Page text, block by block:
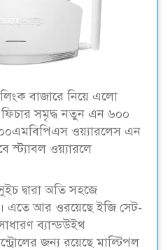
বাজারে নিয়ে এলো
ফিচার সমৃদ্ধ নতুন এন ৬০০
ওয়্যারলেস এন
স্ট্যাবল ওয়্যারলে
দ্বারা অতি সহজে
এতে আর ওরয়েছে ইজি সেট-
ব্যান্ডউইথ
জন্য রয়েছে মাল্টিপল